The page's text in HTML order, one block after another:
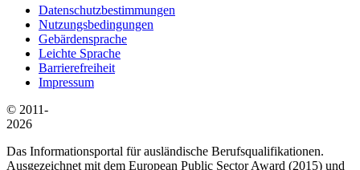
Datenschutzbestimmungen
Nutzungsbedingungen
Gebärdensprache
Leichte Sprache
Barrierefreiheit
Impressum
© 2011-
2026
Das Informationsportal für ausländische Berufsqualifikationen.
Ausgezeichnet mit dem European Public Sector Award (2015) und